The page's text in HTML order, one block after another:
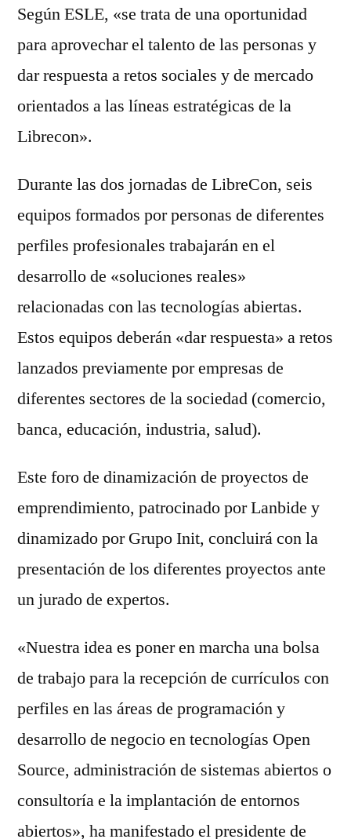
Según ESLE, «se trata de una oportunidad
para aprovechar el talento de las personas y
dar respuesta a retos sociales y de mercado
orientados a las líneas estratégicas de la
Librecon».
Durante las dos jornadas de LibreCon, seis
equipos formados por personas de diferentes
perfiles profesionales trabajarán en el
desarrollo de «soluciones reales»
relacionadas con las tecnologías abiertas.
Estos equipos deberán «dar respuesta» a retos
lanzados previamente por empresas de
diferentes sectores de la sociedad (comercio,
banca, educación, industria, salud).
Este foro de dinamización de proyectos de
emprendimiento, patrocinado por Lanbide y
dinamizado por Grupo Init, concluirá con la
presentación de los diferentes proyectos ante
un jurado de expertos.
«Nuestra idea es poner en marcha una bolsa
de trabajo para la recepción de currículos con
perfiles en las áreas de programación y
desarrollo de negocio en tecnologías Open
Source, administración de sistemas abiertos o
consultoría e la implantación de entornos
abiertos», ha manifestado el presidente de